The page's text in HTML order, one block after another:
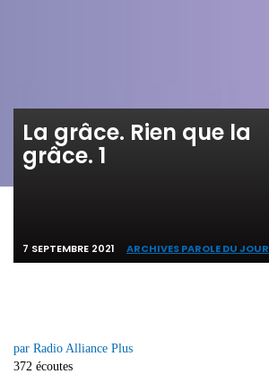
La grâce. Rien que la
grâce. 1
7 SEPTEMBRE 2021 ARCHIVES PAROLE DU JOUR
par Radio Alliance Plus
372 écoutes